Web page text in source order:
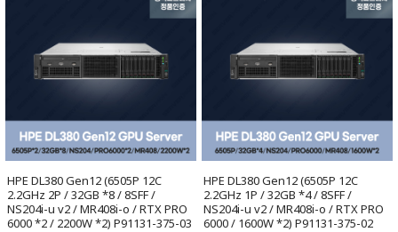
HPE DL380 Gen12 (6505P 12C
2.2GHz 2P / 32GB *8 / 8SFF /
NS204i-u v2 / MR408i-o / RTX PRO
6000 *2 / 2200W *2) P91131-375-03
HPE DL380 Gen12 (6505P 12C
2.2GHz 1P / 32GB *4 / 8SFF /
NS204i-u v2 / MR408i-o / RTX PRO
6000 / 1600W *2) P91131-375-02